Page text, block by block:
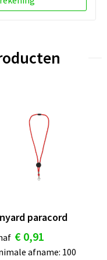
paracord
€ 0,91
afname: 100